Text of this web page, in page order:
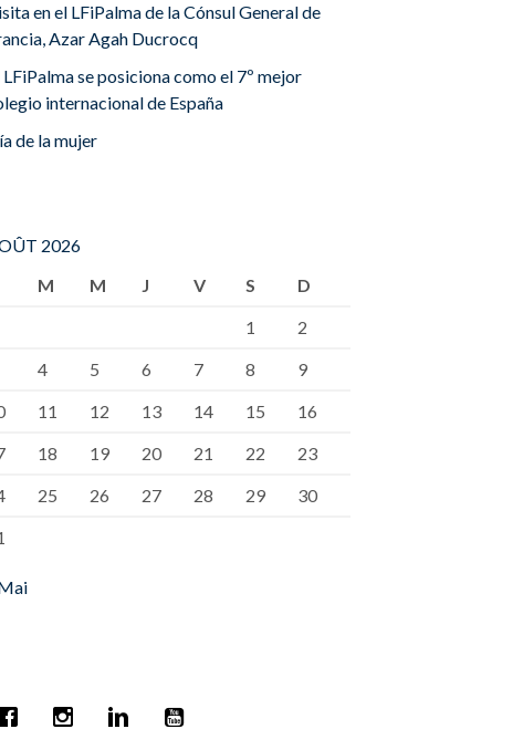
en el LFiPalma de la Cónsul General de
Azar Agah Ducrocq
LFiPalma se posiciona como el 7º mejor
internacional de España
de la mujer
2026
M M J V S
D
1
2
4 5 6 7 8
9
11 12 13 14 15
16
18 19 20 21 22
23
25 26 27 28 29
30